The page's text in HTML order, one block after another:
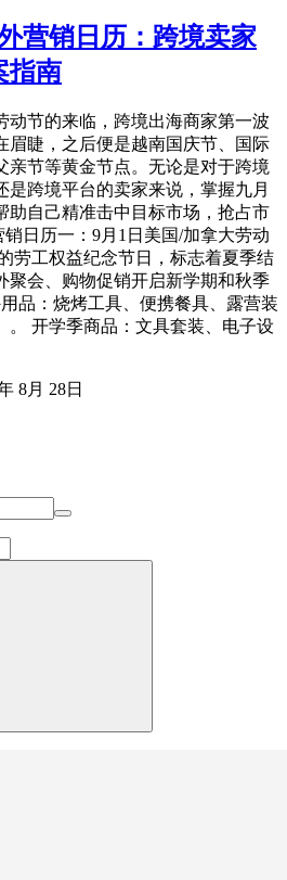
营销日历：跨境卖家
指南
动节的来临，跨境出海商家第一波
眉睫，之后便是越南国庆节、国际
亲节等黄金节点。无论是对于跨境
是跨境平台的卖家来说，掌握九月
助自己精准击中目标市场，抢占市
日历一：9月1日美国/加拿大劳动
劳工权益纪念节日，标志着夏季结
聚会、购物促销开启新学期和秋季
品：烧烤工具、便携餐具、露营装
。 开学季商品：文具套装、电子设
8月 28日